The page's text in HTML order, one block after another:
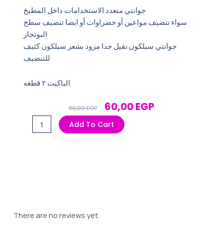
جوانتي متعدد الاستخدامات داخل المطبخ
سواء تنضيف مواعين أو خضراوات أو ايضا تنضيف سطح
البوتجاز
جوانتي سيلكون تقيل جدا مزود بشعر سيلكون كثيف
للتنضيف
الباكيت ٢ قطعه
90,00EGP Original
Price
Was:
60,00EGPCurrent
سيليكون
Add To Cart
There are no reviews yet.